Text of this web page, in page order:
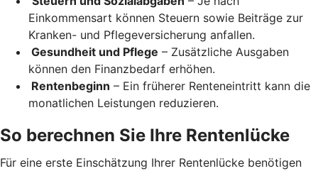
Einkommensart können Steuern sowie Beiträge zur
Kranken- und Pflegeversicherung anfallen.
Gesundheit und Pflege – Zusätzliche Ausgaben
können den Finanzbedarf erhöhen.
Rentenbeginn – Ein früherer Renteneintritt kann die
monatlichen Leistungen reduzieren.
So berechnen Sie Ihre Rentenlücke
Für eine erste Einschätzung Ihrer Rentenlücke benötigen